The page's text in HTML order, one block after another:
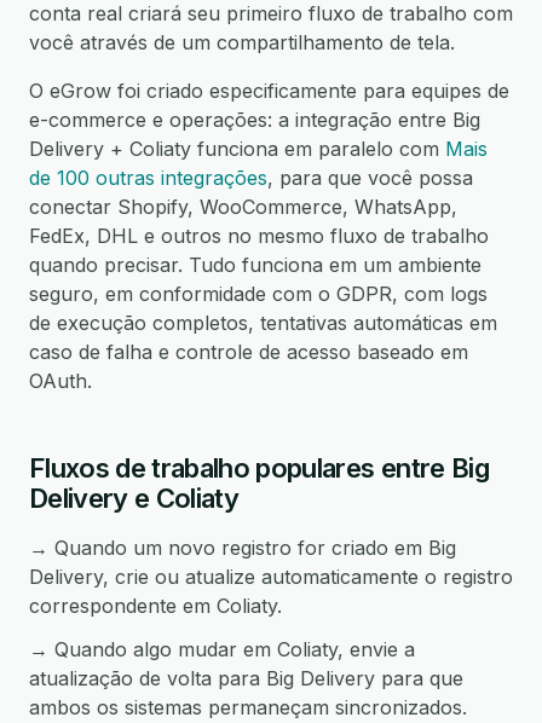
conta real criará seu primeiro fluxo de trabalho com
você através de um compartilhamento de tela.
O eGrow foi criado especificamente para equipes de
e-commerce e operações: a integração entre Big
Delivery + Coliaty funciona em paralelo com Mais
de 100 outras integrações, para que você possa
conectar Shopify, WooCommerce, WhatsApp,
FedEx, DHL e outros no mesmo fluxo de trabalho
quando precisar. Tudo funciona em um ambiente
seguro, em conformidade com o GDPR, com logs
de execução completos, tentativas automáticas em
caso de falha e controle de acesso baseado em
OAuth.
Fluxos de trabalho populares entre Big
Delivery e Coliaty
→ Quando um novo registro for criado em Big
Delivery, crie ou atualize automaticamente o registro
correspondente em Coliaty.
→ Quando algo mudar em Coliaty, envie a
atualização de volta para Big Delivery para que
ambos os sistemas permaneçam sincronizados.